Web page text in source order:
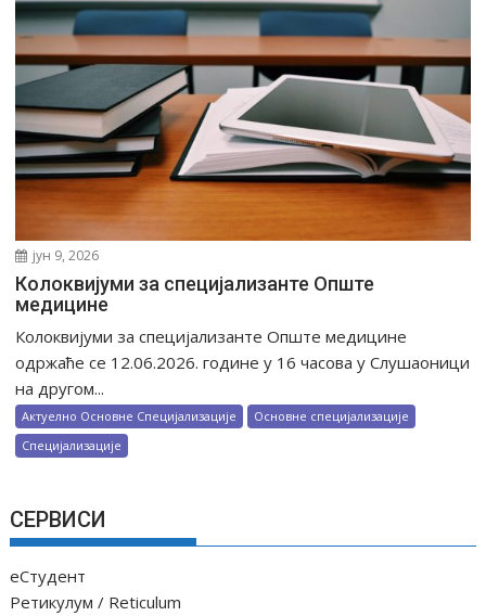
јун 9, 2026
Колоквијуми за специјализанте Опште
медицине
Колоквијуми за специјализанте Опште медицине
одржаће се 12.06.2026. године у 16 часова у Слушаоници
на другом...
Актуелно Основне Специјализације
Основне специјализације
Специјализације
СЕРВИСИ
еСтудент
Ретикулум / Reticulum